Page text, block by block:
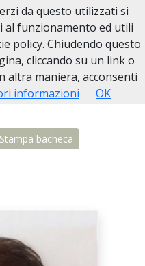
Graziella Dal Pio Luogo
Stampa bacheca
da questo utilizzati si
al funzionamento ed utili
policy. Chiudendo questo
cliccando su un link o
altra maniera, acconsenti
informazioni OK